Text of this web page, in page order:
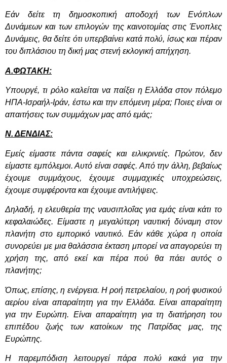
Εάν δείτε τη δημοσκοπική αποδοχή των Ενόπλων
Δυνάμεων και των επιλογών της καινοτομίας στις Ένοπλες
Δυνάμεις, θα δείτε ότι υπερβαίνει κατά πολύ, ίσως και πέραν
του διπλάσιου τη δική μας στενή εκλογική απήχηση.
Α.ΦΩΤΑΚΗ:
Υπουργέ, τι ρόλο καλείται να παίξει η Ελλάδα στον πόλεμο
ΗΠΑ-Ισραήλ-Ιράν, έστω και την επόμενη μέρα; Ποιες είναι οι
απαιτήσεις των συμμάχων μας από εμάς;
Ν. ΔΕΝΔΙΑΣ:
Εμείς είμαστε πάντα σαφείς και ειλικρινείς. Πρώτον, δεν
είμαστε εμπόλεμοι. Αυτό είναι σαφές. Από την άλλη, βεβαίως
έχουμε συμμάχους, έχουμε συμμαχικές υποχρεώσεις,
έχουμε συμφέροντα και έχουμε αντιλήψεις.
Δηλαδή, η ελευθερία της ναυσιπλοΐας για εμάς είναι κάτι το
κεφαλαιώδες. Είμαστε η μεγαλύτερη ναυτική δύναμη στον
πλανήτη στο εμπορικό ναυτικό. Εάν κάθε χώρα η οποία
συνορεύει με μια θαλάσσια έκταση μπορεί να απαγορεύει τη
χρήση της, από εκεί και πέρα πού θα πάει αυτός ο
πλανήτης;
Όπως, επίσης, η ενέργεια. Η ροή πετρελαίου, η ροή φυσικού
αερίου είναι απαραίτητη για την Ελλάδα. Είναι απαραίτητη
για την Ευρώπη. Είναι απαραίτητη για τη διατήρηση του
επιπέδου ζωής των κατοίκων της Πατρίδας μας, της
Ευρώπης.
Η παρεμπόδιση λειτουργεί πάρα πολύ κακά για την